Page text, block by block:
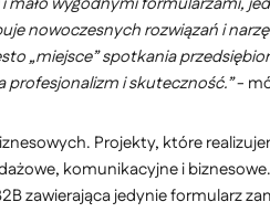
nowoczesnych rozwiązań i
„miejsce” spotkania
profesjonalizm i skuteczność.”-
Projekty, które
komunikacyjne i
zawierająca jedynie formularz